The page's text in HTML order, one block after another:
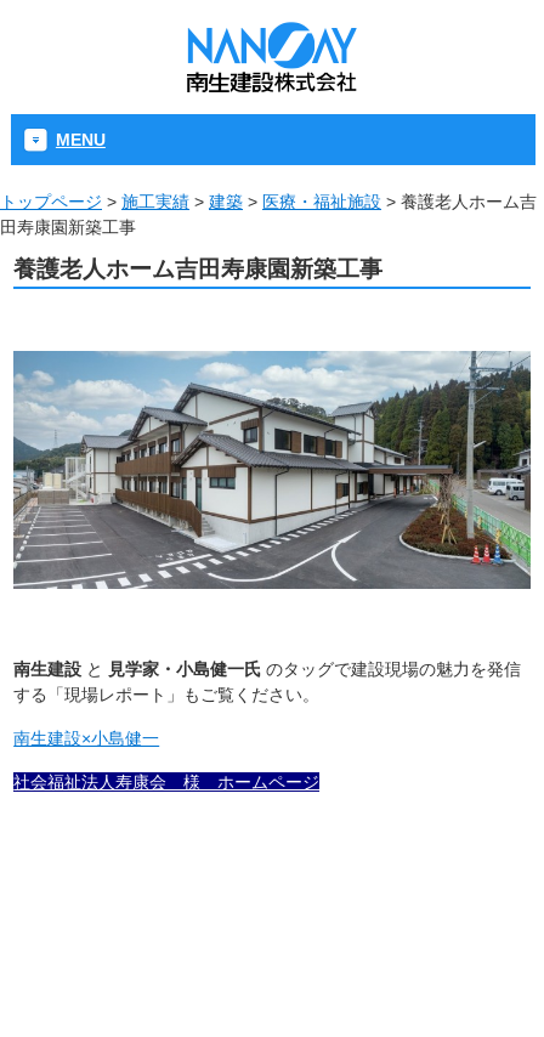
MENU
トップページ > 施工実績 > 建築 > 医療・福祉施設 > 養護老人ホーム吉
田寿康園新築工事
養護老人ホーム吉田寿康園新築工事
南生建設 と 見学家・小島健一氏 のタッグで建設現場の魅力を発信
する「現場レポート」もご覧ください。
南生建設×小島健一
社会福祉法人寿康会 様 ホームページ